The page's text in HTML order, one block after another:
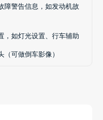
障警告信息，如发动机故
，如灯光设置、行车辅助
（可做倒车影像）